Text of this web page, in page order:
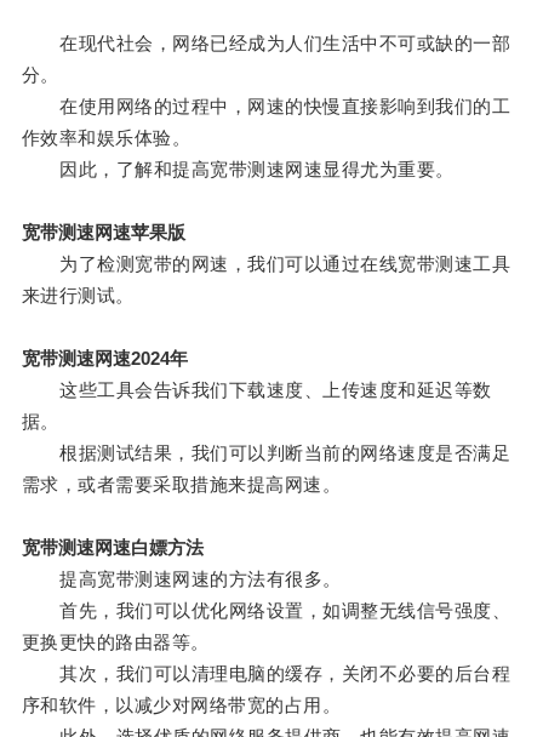
在现代社会，网络已经成为人们生活中不可或缺的一部
分。
在使用网络的过程中，网速的快慢直接影响到我们的工
作效率和娱乐体验。
因此，了解和提高宽带测速网速显得尤为重要。
宽带测速网速苹果版
为了检测宽带的网速，我们可以通过在线宽带测速工具
来进行测试。
宽带测速网速2024年
这些工具会告诉我们下载速度、上传速度和延迟等数
据。
根据测试结果，我们可以判断当前的网络速度是否满足
需求，或者需要采取措施来提高网速。
宽带测速网速白嫖方法
提高宽带测速网速的方法有很多。
首先，我们可以优化网络设置，如调整无线信号强度、
更换更快的路由器等。
其次，我们可以清理电脑的缓存，关闭不必要的后台程
序和软件，以减少对网络带宽的占用。